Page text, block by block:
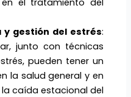
y gestión del estrés:
junto con técnicas
pueden tener un
la salud general y en
caída estacional del